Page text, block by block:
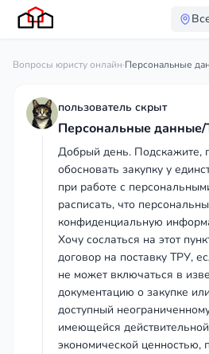
Вопросы юристу онлайн·Персональные
пользователь скрыт
Персональные
Добрый день. Подскажите,
обосновать закупку у
при работе с
расписать, что
конфиденциальную
Хочу сослаться на этот
договор на поставку ТРУ,
не может включаться в
документацию о закупке
доступный
имеющейся
экономической ценностью,